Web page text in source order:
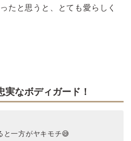
たと思うと、とても愛らしく
実なボディガード！
と一方がヤキモチ😅